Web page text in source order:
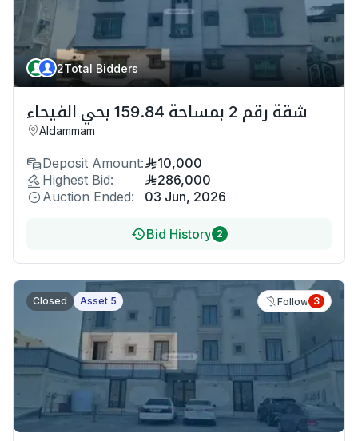
2Total Bidders
شقة رقم 2 بمساحة 159.84 بحي الفيحاء
Aldammam
Deposit Amount:
10,000
Highest Bid:
286,000
Auction Ended:
03 Jun, 2026
Bid History 2
Closed Asset 5 Follow 3